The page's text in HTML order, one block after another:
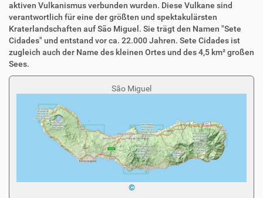
aktiven Vulkanismus verbunden wurden. Diese Vulkane sind
verantwortlich für eine der größten und spektakulärsten
Kraterlandschaften auf São Miguel. Sie trägt den Namen "Sete
Cidades" und entstand vor ca. 22.000 Jahren. Sete Cidades ist
zugleich auch der Name des kleinen Ortes und des 4,5 km² großen
Sees.
São Miguel
©